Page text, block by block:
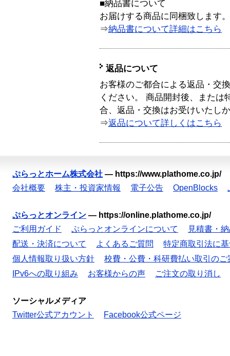
■納品書について
お届けする商品に同梱致します。
⇒納品書について詳細はこちら
返品について
お客様のご都合による返品・交
ください。 商品開封後、または
合、返品・交換はお受けいたし
⇒返品について詳しくはこちら
ぷらっとホーム株式会社 — https://www.plathome.co.jp/
会社概要
株主・投資家情報 電子公告 OpenBlocks
ぷらっとオンライン — https://online.plathome.co.jp/
ご利用ガイド
ぷらっとオンラインについて
見積書・
配送・決済について
よくあるご質問
特定商取引法に
個人情報取り扱い方針
校費・公費・科研費払い取引のご
IPv6への取り組み
お客様からの声 ご注文の取り消し
ソーシャルメディア
Twitter公式アカウント
Facebook公式ページ